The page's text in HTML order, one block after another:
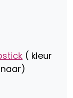
( kleur